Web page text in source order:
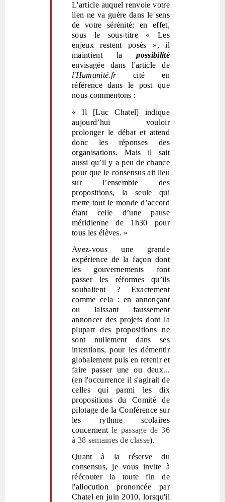
faire
peur!
par
Polit'producteur
(non
vérifié)
L'article auquel renvoie votre
lien ne va guère dans le sens
de votre sérénité; en effet,
sous le sous-titre « Les
enjeux restent posés », il
maintient lapossibilité
envisagée dans l'article de
l'Humanité.frcité en
référence dans le post que
nous commentons :
« Il [Luc Chatel] indique
aujourd’hui vouloir
prolonger le débat et attend
donc les réponses des
organisations. Mais il sait
aussi qu’il y a peu de chance
pour que le consensus ait lieu
sur l’ensemble des
propositions, la seule qui
mette tout le monde d’accord
étant celle d’une pause
méridienne de 1h30 pour
tous les élèves. »
Avez-vous une grande
expérience de la façon dont
les gouvernements font
passer les réformes qu’ils
souhaitent ? Exactement
comme cela : en annonçant
ou laissant faussement
annoncer des projets dont la
plupart des propositions ne
sont nullement dans ses
intentions, pour les démentir
globalement puis en retenir et
faire passer une ou deux...
(en l'occurrence il s'agirait de
celles qui parmi les dix
propositions du Comité de
pilotage de la Conférence sur
les rythme scolaires
concernentle passage de 36
à 38 semaines de classe).
Quant à la réserve du
consensus, je vous invite à
réécouter la toute fin de
l'allocution prononcée par
Chatel en juin 2010, lorsqu'il